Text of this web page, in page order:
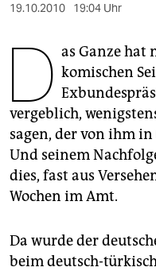
wahrheit
verlag
verlag
veranstaltungen
shop
unterstützen
19.10.2010 19:04 Uhr
D as Ganze hat
komischen
vergeblich,
sagen, der von ihm
Und seinem
dies, fast aus
Wochen im Amt.
Da wurde der
beim deutsch-